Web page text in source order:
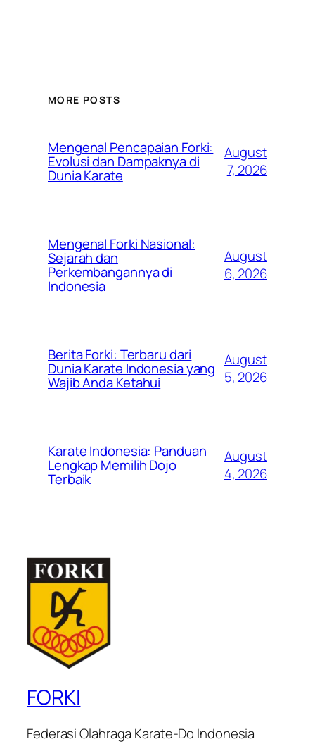
MORE POSTS
Mengenal Pencapaian Forki:
Evolusi dan Dampaknya di
Dunia Karate
August
7, 2026
Mengenal Forki Nasional:
Sejarah dan
Perkembangannya di
Indonesia
August
6, 2026
Berita Forki: Terbaru dari
Dunia Karate Indonesia yang
Wajib Anda Ketahui
August
5, 2026
Karate Indonesia: Panduan
Lengkap Memilih Dojo
Terbaik
August
4, 2026
FORKI
Federasi Olahraga Karate-Do Indonesia